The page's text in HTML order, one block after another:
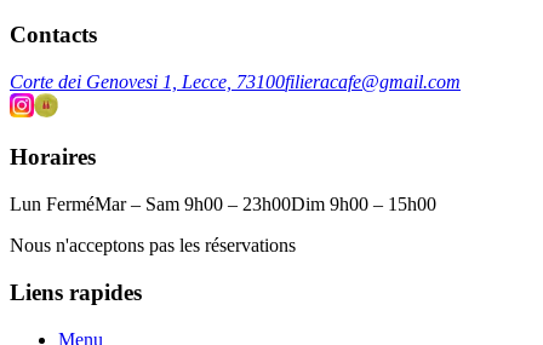
Contacts
Corte dei Genovesi 1, Lecce, 73100filieracafe@gmail.com
Horaires
Lun FerméMar – Sam 9h00 – 23h00Dim 9h00 – 15h00
Nous n'acceptons pas les réservations
Liens rapides
Menu